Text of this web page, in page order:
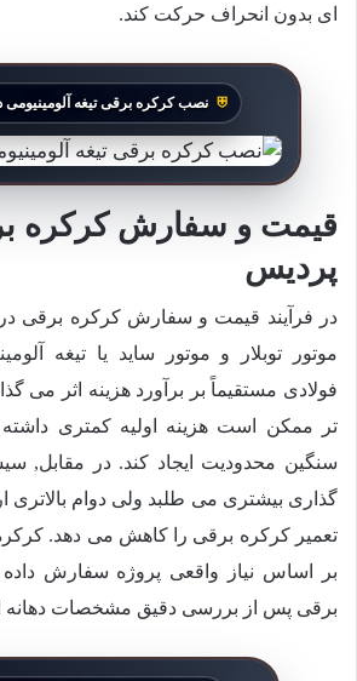
ای بدون انحراف حرکت کند.
نصب کرکره برقی تیغه آلومینیومی
قیمت و سفارش کرکره
پردیس
در فرآیند قیمت و سفارش کرکره برقی
موتور توبلار و موتور ساید یا تیغه
فولادی مستقیماً بر برآورد هزینه اثر می
تر ممکن است هزینه اولیه کمتری داشته
سنگین محدودیت ایجاد کند. در مقابل,
گذاری بیشتری می طلبد ولی دوام بالاتری
تعمیر کرکره برقی را کاهش می دهد.
بر اساس نیاز واقعی پروژه سفارش
برقی پس از بررسی دقیق مشخصات دهانه